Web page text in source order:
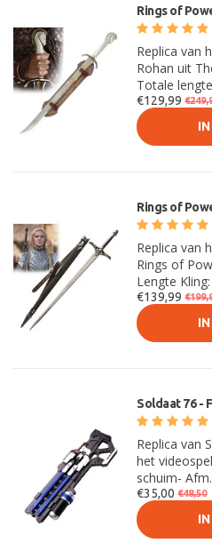
Rings of
Replica van
Rohan uit
Totale
€129,99
Rings of
Replica van
Rings of
Lengte
€139,99
Soldaat 76 -
Replica van
het
schuim-
€35,00 €48,50